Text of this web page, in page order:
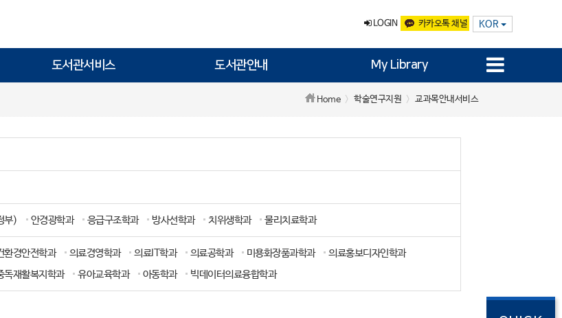
LOGIN 카카오톡 채널 KOR
도서관서비스 도서관안내 My Library
Home 학술연구지원 교과목안내서비스
부) 안경광학과 응급구조학과 방사선학과 치위생학과 물리치료학과
환경안전학과 의료경영학과 의료IT학과 의료공학과 미용화장품과학과
의료홍보디자인학과
독재활복지학과 유아교육학과 아동학과 빅데이터의료융합학과